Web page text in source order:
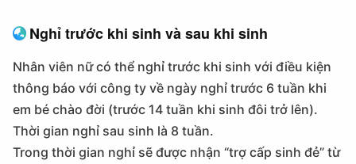
Nghỉ trước khi sinh và sau khi sinh
Nhân viên nữ có thể nghỉ trước khi sinh với điều kiện
thông báo với công ty về ngày nghỉ trước 6 tuần khi
em bé chào đời (trước 14 tuần khi sinh đôi trở lên).
Thời gian nghỉ sau sinh là 8 tuần.
Trong thời gian nghỉ sẽ được nhận “trợ cấp sinh đẻ” từ